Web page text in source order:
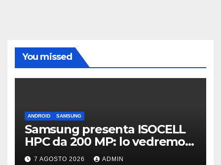
You missed
ANDROID SAMSUNG
Samsung presenta ISOCELL
HPC da 200 MP: lo vedremo
sui Galaxy S27?
7 AGOSTO 2026 ADMIN